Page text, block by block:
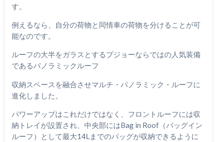
す。
例えるなら、自分の荷物と同情車の荷物を分けることが可
能なのです。
ルーフの大半をガラスとするプジョーならではの人気装備
であるパノラミックルーフ
収納スペースを融合させマルチ・パノラミック・ルーフに
進化しました。
パワーアップはこれだけではなく、フロントルーフには収
納トレイが設置され、中央部にはBag in Roof（バッグイン
ルーフ）として最大14Lまでのバッグが収納できるように